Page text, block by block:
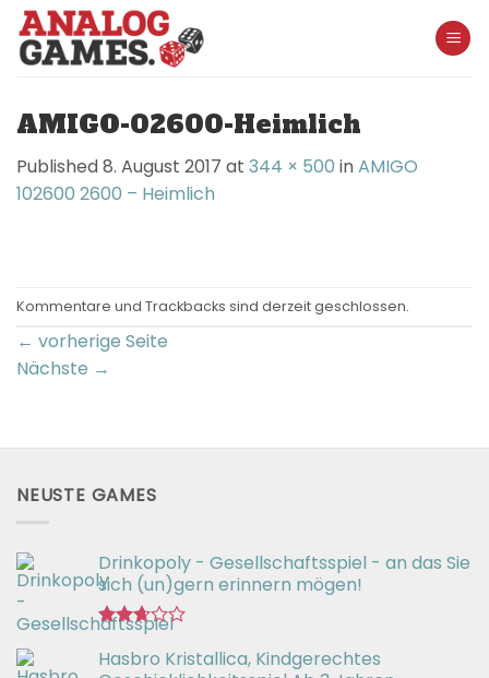
Skip
content
AMIGO-02600-Heimlich
Published8. August 2017 at 344 × 500 inAMIGO
102600 2600 – Heimlich
Kommentare und Trackbacks sind derzeit geschlossen.
← vorherige Seite
Nächste →
NEUSTE GAMES
Drinkopoly - Gesellschaftsspiel - an das Sie
sich (un)gern erinnern mögen!
Bewertet
mit
2.67
Hasbro Kristallica, Kindgerechtes